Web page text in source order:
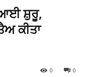
ਸ਼ੁਰੂ,
ਕੀਤਾ
0
0